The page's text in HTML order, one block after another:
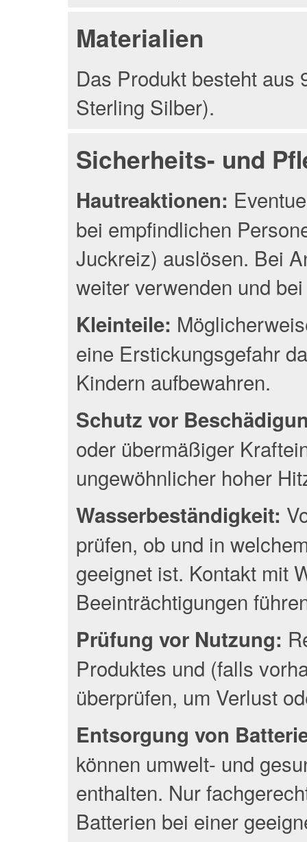
Materialien
Das Produkt besteht aus
Sterling Silber).
Sicherheits- und
Hautreaktionen:
bei empfindlichen
Juckreiz) auslösen. Bei
weiter verwenden und
Kleinteile:
eine Erstickungsgefahr
Kindern aufbewahren.
Schutz vor
oder übermäßiger
ungewöhnlicher hoher
Wasserbeständigkeit:
prüfen, ob und in
geeignet ist. Kontakt mit
Beeinträchtigungen
Prüfung vor Nutzung:
Produktes und (falls
überprüfen, um Verlust
Entsorgung von
können umwelt- und
enthalten. Nur
Batterien bei einer